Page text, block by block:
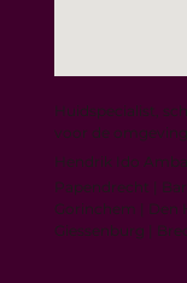
Huidspecialist,
voor de
Hendrik Ido
Papendrecht |
Gorinchem | Den
Giessenburg |